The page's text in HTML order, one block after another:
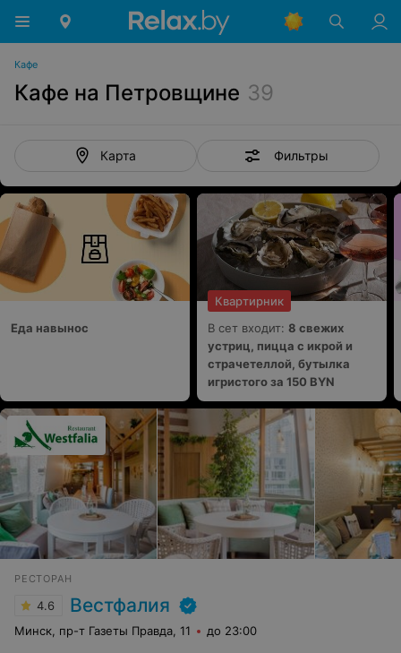
Кафе
Кафе на Петровщине 39
Карта Фильтры
Еда навынос
Квартирник
В сет входит: 8 свежих
устриц, пицца с икрой и
страчетеллой, бутылка
игристого за 150 BYN
РЕСТОРАН
4.6 Вестфалия
Минск, пр-т Газеты Правда, 11 до 23:00